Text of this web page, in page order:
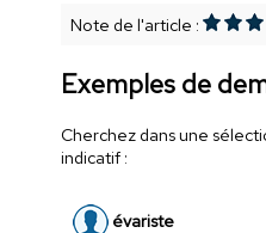
Note de l'article :
Exemples de
Cherchez dans une
indicatif :
évariste